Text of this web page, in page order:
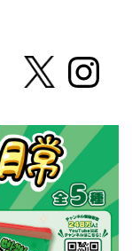
ーナッ
ツクラ
ブのカ
プセル
トイの
Xはこ
ちら
ツ・ク
ラブ
カプセ
ルトイ
メーカ
ーの人